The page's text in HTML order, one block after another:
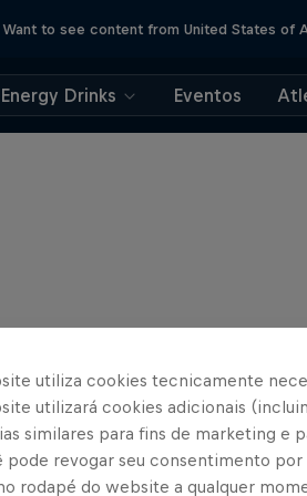
Want to see content from United States of
Energy Drinks Eventos
utiliza cookies tecnicamente
utilizará cookies adicionais
similares para fins de marketing e
pode revogar seu consentimento
rodapé do website a qualquer